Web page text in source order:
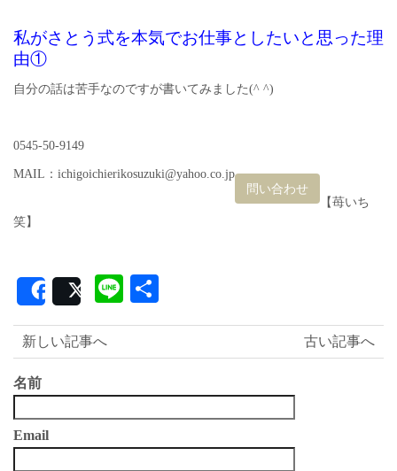
私がさとう式を本気でお仕事としたいと思った理
由①
自分の話は苦手なのですが書いてみました(^ ^)
0545-50-9149
MAIL：ichigoichierikosuzuki@yahoo.co.jp
問い合わせ
【苺いち
笑】
SharePost Line
有
古い記事へ
新しい記事へ
名前
Email